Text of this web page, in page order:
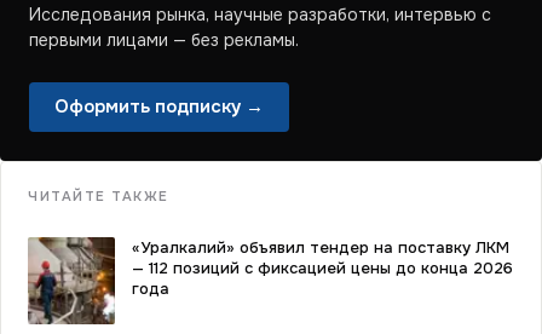
Исследования рынка, научные разработки, интервью с
первыми лицами — без рекламы.
Оформить подписку →
ЧИТАЙТЕ ТАКЖЕ
«Уралкалий» объявил тендер на поставку ЛКМ
— 112 позиций с фиксацией цены до конца 2026
года